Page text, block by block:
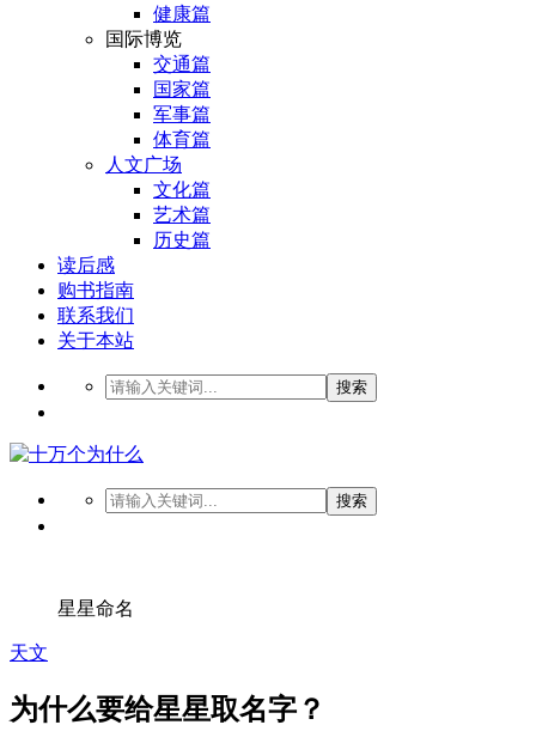
健康篇
国际博览
交通篇
国家篇
军事篇
体育篇
人文广场
文化篇
艺术篇
历史篇
读后感
购书指南
联系我们
关于本站
搜索
搜索
星星命名
天文
为什么要给星星取名字？